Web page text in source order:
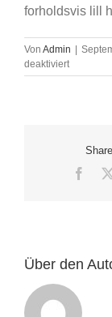
forholdsvis lill
Von Admin
deaktiviertfür
Ro
som
helst
man
Über den